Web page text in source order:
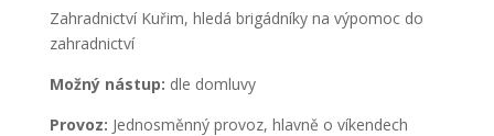
Zahradnictví Kuřim, hledá brigádníky na výpomoc do
zahradnictví
Možný nástup: dle domluvy
Provoz: Jednosměnný provoz, hlavně o víkendech